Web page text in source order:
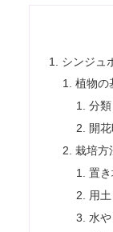
シンジュ
植物の
分
開
栽培方
置
用土
水や